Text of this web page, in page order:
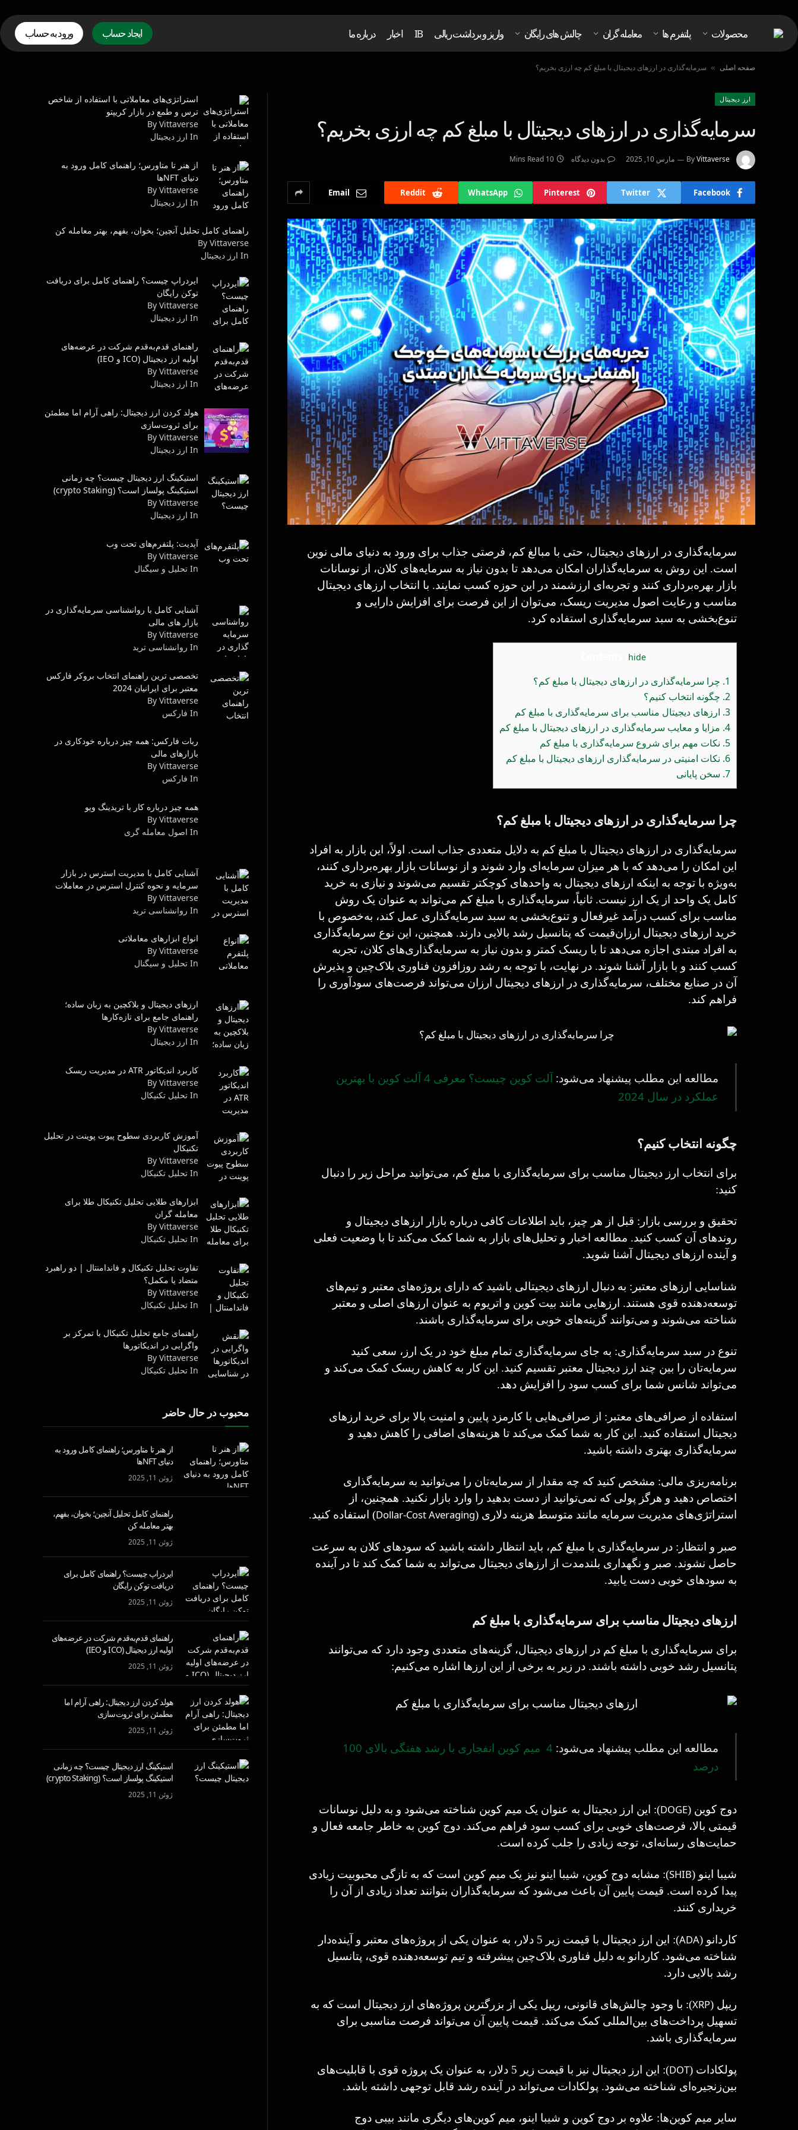
محصولات پلتفرم ها معامله گران چالش های رایگان واریز و برداشت ریالی IB اخبار درباره ما ایجاد حساب ورود به حساب
صفحه اصلی » سرمایه‌گذاری در ارزهای دیجیتال با مبلغ کم چه ارزی بخریم؟
ارز دیجیتال
سرمایه‌گذاری در ارزهای دیجیتال با مبلغ کم چه ارزی بخریم؟
ByVittaverse مارس 10, 2025 بدون دیدگاه 10 Mins Read
Facebook
Twitter
Pinterest
WhatsApp
Reddit
Email
سرمایه‌گذاری در ارزهای دیجیتال، حتی با مبالغ کم، فرصتی جذاب برای ورود به دنیای مالی نوین
است. این روش به سرمایه‌گذاران امکان می‌دهد تا بدون نیاز به سرمایه‌های کلان، از نوسانات
بازار بهره‌برداری کنند و تجربه‌ای ارزشمند در این حوزه کسب نمایند. با انتخاب ارزهای دیجیتال
مناسب و رعایت اصول مدیریت ریسک، می‌توان از این فرصت برای افزایش دارایی و
تنوع‌بخشی به سبد سرمایه‌گذاری استفاده کرد.
hide
1. چرا سرمایه‌گذاری در ارزهای دیجیتال با مبلغ کم؟
2. چگونه انتخاب کنیم؟
3. ارزهای دیجیتال مناسب برای سرمایه‌گذاری با مبلغ کم
4. مزایا و معایب سرمایه‌گذاری در ارزهای دیجیتال با مبلغ کم
5. نکات مهم برای شروع سرمایه‌گذاری با مبلغ کم
6. نکات امنیتی در سرمایه‌گذاری ارزهای دیجیتال با مبلغ کم
7. سخن پایانی
چرا سرمایه‌گذاری در ارزهای دیجیتال با مبلغ کم؟
سرمایه‌گذاری در ارزهای دیجیتال با مبلغ کم به دلایل متعددی جذاب است. اولاً، این بازار به افراد
این امکان را می‌دهد که با هر میزان سرمایه‌ای وارد شوند و از نوسانات بازار بهره‌برداری کنند،
به‌ویژه با توجه به اینکه ارزهای دیجیتال به واحدهای کوچکتر تقسیم می‌شوند و نیازی به خرید
کامل یک واحد از یک ارز نیست. ثانیاً، سرمایه‌گذاری با مبلغ کم می‌تواند به عنوان یک روش
مناسب برای کسب درآمد غیرفعال و تنوع‌بخشی به سبد سرمایه‌گذاری عمل کند، به‌خصوص با
خرید ارزهای دیجیتال ارزان‌قیمت که پتانسیل رشد بالایی دارند. همچنین، این نوع سرمایه‌گذاری
به افراد مبتدی اجازه می‌دهد تا با ریسک کمتر و بدون نیاز به سرمایه‌گذاری‌های کلان، تجربه
کسب کنند و با بازار آشنا شوند. در نهایت، با توجه به رشد روزافزون فناوری بلاک‌چین و پذیرش
آن در صنایع مختلف، سرمایه‌گذاری در ارزهای دیجیتال ارزان می‌تواند فرصت‌های سودآوری را
فراهم کند.
مطالعه این مطلب پیشنهاد می‌شود:
آلت کوین چیست؟ معرفی 4 آلت کوین با بهترین
عملکرد در سال 2024
چگونه انتخاب کنیم؟
برای انتخاب ارز دیجیتال مناسب برای سرمایه‌گذاری با مبلغ کم، می‌توانید مراحل زیر را دنبال
کنید:
تحقیق و بررسی بازار: قبل از هر چیز، باید اطلاعات کافی درباره بازار ارزهای دیجیتال و
روندهای آن کسب کنید. مطالعه اخبار و تحلیل‌های بازار به شما کمک می‌کند تا با وضعیت فعلی
و آینده ارزهای دیجیتال آشنا شوید.
شناسایی ارزهای معتبر: به دنبال ارزهای دیجیتالی باشید که دارای پروژه‌های معتبر و تیم‌های
توسعه‌دهنده قوی هستند. ارزهایی مانند بیت کوین و اتریوم به عنوان ارزهای اصلی و معتبر
شناخته می‌شوند و می‌توانند گزینه‌های خوبی برای سرمایه‌گذاری باشند.
تنوع در سبد سرمایه‌گذاری: به جای سرمایه‌گذاری تمام مبلغ خود در یک ارز، سعی کنید
سرمایه‌تان را بین چند ارز دیجیتال معتبر تقسیم کنید. این کار به کاهش ریسک کمک می‌کند و
می‌تواند شانس شما برای کسب سود را افزایش دهد.
استفاده از صرافی‌های معتبر: از صرافی‌هایی با کارمزد پایین و امنیت بالا برای خرید ارزهای
دیجیتال استفاده کنید. این کار به شما کمک می‌کند تا هزینه‌های اضافی را کاهش دهید و
سرمایه‌گذاری بهتری داشته باشید.
برنامه‌ریزی مالی: مشخص کنید که چه مقدار از سرمایه‌تان را می‌توانید به سرمایه‌گذاری
اختصاص دهید و هرگز پولی که نمی‌توانید از دست بدهید را وارد بازار نکنید. همچنین، از
استراتژی‌های مدیریت سرمایه مانند متوسط هزینه دلاری (Dollar-Cost Averaging) استفاده کنید.
صبر و انتظار: در سرمایه‌گذاری با مبلغ کم، باید انتظار داشته باشید که سودهای کلان به سرعت
حاصل نشوند. صبر و نگهداری بلندمدت از ارزهای دیجیتال می‌تواند به شما کمک کند تا در آینده
به سودهای خوبی دست یابید.
ارزهای دیجیتال مناسب برای سرمایه‌گذاری با مبلغ کم
برای سرمایه‌گذاری با مبلغ کم در ارزهای دیجیتال، گزینه‌های متعددی وجود دارد که می‌توانند
پتانسیل رشد خوبی داشته باشند. در زیر به برخی از این ارزها اشاره می‌کنیم:
مطالعه این مطلب پیشنهاد می‌شود:
4 میم کوین انفجاری با رشد هفتگی بالای 100
درصد
دوج کوین (DOGE): این ارز دیجیتال به عنوان یک میم کوین شناخته می‌شود و به دلیل نوسانات
قیمتی بالا، فرصت‌های خوبی برای کسب سود فراهم می‌کند. دوج کوین به خاطر جامعه فعال و
حمایت‌های رسانه‌ای، توجه زیادی را جلب کرده است.
شیبا اینو (SHIB): مشابه دوج کوین، شیبا اینو نیز یک میم کوین است که به تازگی محبوبیت زیادی
پیدا کرده است. قیمت پایین آن باعث می‌شود که سرمایه‌گذاران بتوانند تعداد زیادی از آن را
خریداری کنند.
کاردانو (ADA
): این ارز دیجیتال با قیمت زیر 5 دلار، به عنوان یکی از پروژه‌های معتبر و آینده‌دار
شناخته می‌شود. کاردانو به دلیل فناوری بلاک‌چین پیشرفته و تیم توسعه‌دهنده قوی، پتانسیل
رشد بالایی دارد.
ریپل (XRP): با وجود چالش‌های قانونی، ریپل یکی از بزرگترین پروژه‌های ارز دیجیتال است که به
تسهیل پرداخت‌های بین‌المللی کمک می‌کند. قیمت پایین آن می‌تواند فرصت مناسبی برای
سرمایه‌گذاری باشد.
پولکادات (DOT
): این ارز دیجیتال نیز با قیمت زیر 5 دلار، به عنوان یک پروژه قوی با قابلیت‌های
بین‌زنجیره‌ای شناخته می‌شود. پولکادات می‌تواند در آینده رشد قابل توجهی داشته باشد.
سایر میم کوین‌ها: علاوه بر دوج کوین و شیبا اینو، میم کوین‌های دیگری مانند بیبی دوج
استراتژی‌های معاملاتی با استفاده از شاخص
ترس و طمع در بازار کریپتو
By Vittaverse
In ارز دیجیتال
از هنر تا متاورس؛ راهنمای کامل ورود به
دنیای NFTها
By Vittaverse
In ارز دیجیتال
راهنمای کامل تحلیل آنچین؛ بخوان، بفهم، بهتر معامله کن
By Vittaverse
In ارز دیجیتال
ایردراپ چیست؟ راهنمای کامل برای دریافت
توکن رایگان
By Vittaverse
In ارز دیجیتال
راهنمای قدم‌به‌قدم شرکت در عرضه‌های
اولیه ارز دیجیتال (ICO و IEO)
By Vittaverse
In ارز دیجیتال
هولد کردن ارز دیجیتال: راهی آرام اما مطمئن
برای ثروت‌سازی
By Vittaverse
In ارز دیجیتال
استیکینگ ارز دیجیتال چیست؟ چه زمانی
استیکینگ پولساز است؟ (crypto Staking)
By Vittaverse
In ارز دیجیتال
آپدیت: پلتفرم‌های تحت وب
By Vittaverse
In تحلیل و سیگنال
آشنایی کامل با روانشناسی سرمایه‌گذاری در
بازار های مالی
By Vittaverse
In روانشناسى ترید
تخصصی ترین راهنمای انتخاب بروکر فارکس
معتبر برای ایرانیان 2024
By Vittaverse
In فاركس
ربات فارکس: همه چیز درباره خودکاری در
بازارهای مالی
By Vittaverse
In فاركس
همه چیز درباره کار با تریدینگ ویو
By Vittaverse
In اصول معامله گرى
آشنایی کامل با مدیریت استرس در بازار
سرمایه و نحوه کنترل استرس در معاملات
By Vittaverse
In روانشناسى ترید
انواع ابزارهای معاملاتی
By Vittaverse
In تحلیل و سیگنال
ارزهای دیجیتال و بلاکچین به زبان ساده؛
راهنمای جامع برای تازه‌کارها
By Vittaverse
In ارز دیجیتال
کاربرد اندیکاتور ATR در مدیریت ریسک
By Vittaverse
In تحليل تكنيكال
آموزش کاربردی سطوح پیوت پوینت در تحلیل
تکنیکال
By Vittaverse
In تحليل تكنيكال
ابزارهای طلایی تحلیل تکنیکال طلا برای
معامله گران
By Vittaverse
In تحليل تكنيكال
تفاوت تحلیل تکنیکال و فاندامنتال | دو راهبرد
متضاد یا مکمل؟
By Vittaverse
In تحليل تكنيكال
راهنمای جامع تحلیل تکنیکال با تمرکز بر
واگرایی در اندیکاتورها
By Vittaverse
In تحليل تكنيكال
محبوب در حال حاضر
از هنر تا متاورس؛ راهنمای کامل ورود به
دنیای NFTها
ژوئن 11, 2025
راهنمای کامل تحلیل آنچین؛ بخوان، بفهم،
بهتر معامله کن
ژوئن 11, 2025
ایردراپ چیست؟ راهنمای کامل برای
دریافت توکن رایگان
ژوئن 11, 2025
راهنمای قدم‌به‌قدم شرکت در عرضه‌های
اولیه ارز دیجیتال (ICO و IEO)
ژوئن 11, 2025
هولد کردن ارز دیجیتال: راهی آرام اما
مطمئن برای ثروت‌سازی
ژوئن 11, 2025
استیکینگ ارز دیجیتال چیست؟ چه زمانی
استیکینگ پولساز است؟ (crypto Staking)
ژوئن 11, 2025